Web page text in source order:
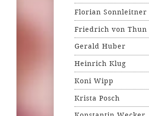
Florian Sonnleitner
Friedrich von Thun
Gerald Huber
Heinrich Klug
Koni Wipp
Krista Posch